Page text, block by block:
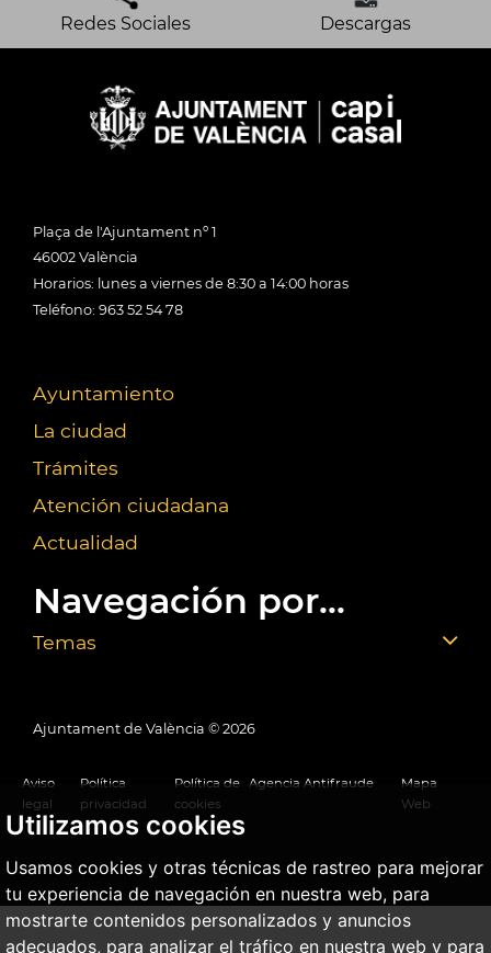
Utilizamos cookies
Usamos cookies y otras técnicas de rastreo para mejorar
tu experiencia de navegación en nuestra web, para
mostrarte contenidos personalizados y anuncios
adecuados, para analizar el tráfico en nuestra web y para
Redes Sociales Descargas
Plaça de l'Ajuntament nº 1
46002 València
Horarios: lunes a viernes de 8:30 a 14:00 horas
Teléfono: 963 52 54 78
Ayuntamiento
La ciudad
Trámites
Atención ciudadana
Actualidad
Navegación por...
Temas
Ajuntament de València © 2026
Aviso
legal
Política
privacidad
Política de
cookies
Agencia Antifraude
Mapa
Web